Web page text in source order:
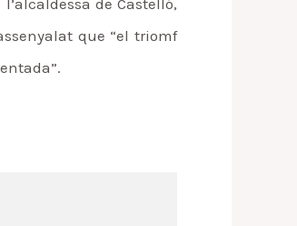
que “el triomf